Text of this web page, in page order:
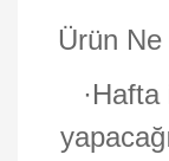
Ürün
·Hafta